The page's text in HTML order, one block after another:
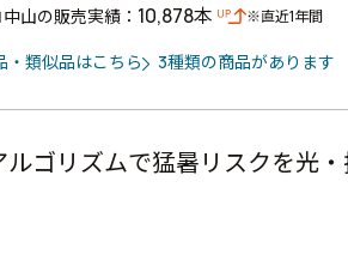
山の販売実績： 10,878本 ※直近1年間
・類似品はこちら 3種類の商品があります
ルゴリズムで猛暑リスクを光